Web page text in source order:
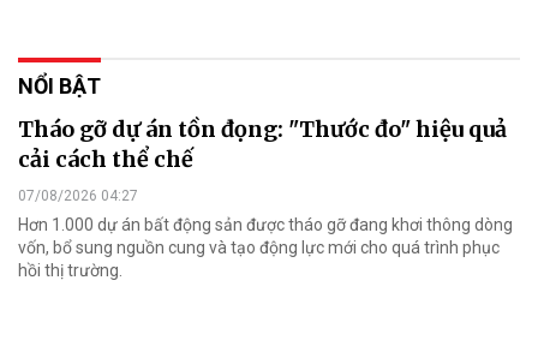
NỔI BẬT
Tháo gỡ dự án tồn đọng: "Thước đo" hiệu quả
cải cách thể chế
07/08/2026 04:27
Hơn 1.000 dự án bất động sản được tháo gỡ đang khơi thông dòng
vốn, bổ sung nguồn cung và tạo động lực mới cho quá trình phục
hồi thị trường.